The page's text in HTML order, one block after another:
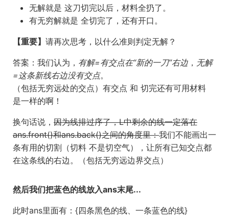
无解就是 这刀切完以后，材料全扔了。
有无穷解就是 全切完了，还有开口。
【重要】 请再次思考，以什么准则判定无解？
答案：我们认为， 有解=有交点在“新的一刀”右边 ， 无解
=这条新线右边没有交点。
（包括无穷远处的交点）有交点 和 切完还有可用材料
是一样的啊！
换句话说， 因为线排过序了，L中剩余的线一定落在
ans.front()和ans.back()之间的角度里：我们不能画出一
条有用的切割（切料 不是切空气），让所有已知交点都
在这条线的右边。（包括无穷远边界交点）
然后我们把蓝色的线放入ans末尾...
此时ans里面有：{四条黑色的线、一条蓝色的线}